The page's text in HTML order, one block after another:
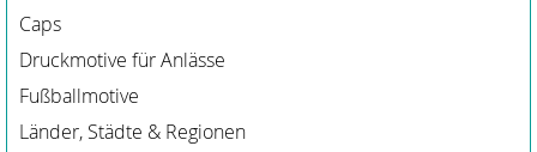
Caps
Druckmotive für Anlässe
Fußballmotive
Länder, Städte & Regionen